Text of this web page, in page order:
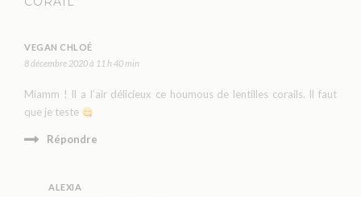
VEGAN CHLOÉ
8 décembre 2020 à 11 h 40 min
Miamm ! Il a l’air délicieux ce houmous de lentilles corails. Il faut
que je teste
Répondre
ALEXIA